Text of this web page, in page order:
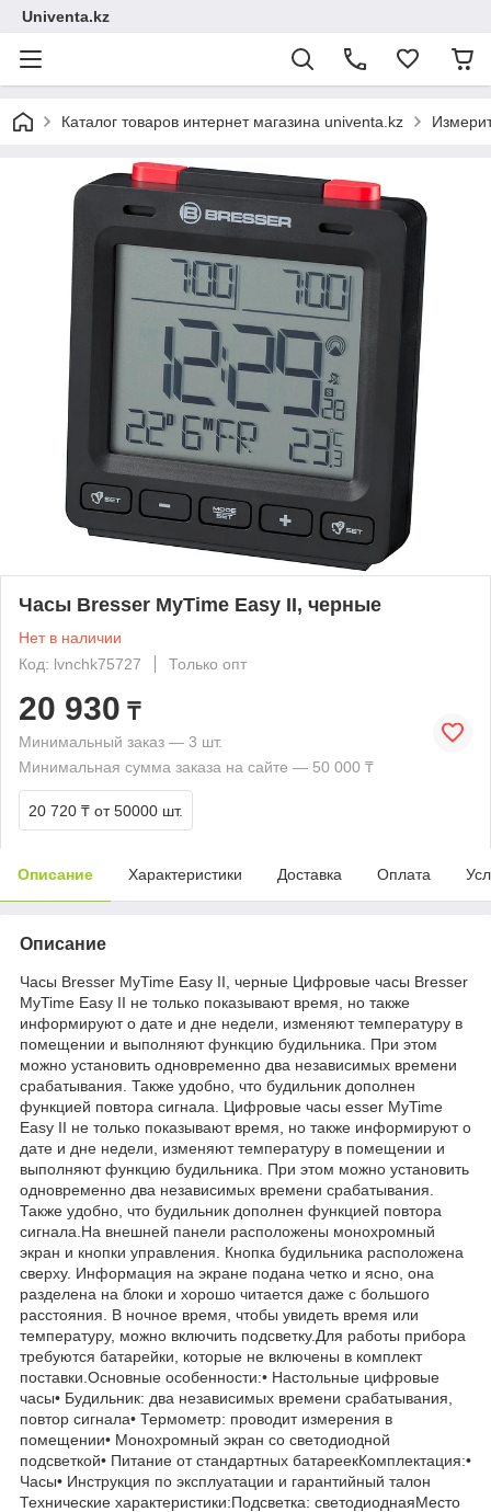
Univenta.kz
Каталог товаров интернет магазина univenta.kz
Часы Bresser MyTime Easy II, черные
Нет в наличии
Код: lvnchk75727
Только опт
20 930 ₸
Минимальный заказ — 3 шт.
Минимальная сумма заказа на сайте — 50 000 ₸
20 720 ₸ от 50000 шт.
Описание Характеристики Доставка Оплата
Описание
Часы Bresser MyTime Easy II, черные Цифровые часы Bresser
MyTime Easy II не только показывают время, но также
информируют о дате и дне недели, изменяют температуру в
помещении и выполняют функцию будильника. При этом
можно установить одновременно два независимых времени
срабатывания. Также удобно, что будильник дополнен
функцией повтора сигнала. Цифровые часы esser MyTime
Easy II не только показывают время, но также информируют о
дате и дне недели, изменяют температуру в помещении и
выполняют функцию будильника. При этом можно установить
одновременно два независимых времени срабатывания.
Также удобно, что будильник дополнен функцией повтора
сигнала.На внешней панели расположены монохромный
экран и кнопки управления. Кнопка будильника расположена
сверху. Информация на экране подана четко и ясно, она
разделена на блоки и хорошо читается даже с большого
расстояния. В ночное время, чтобы увидеть время или
температуру, можно включить подсветку.Для работы прибора
требуются батарейки, которые не включены в комплект
поставки.Основные особенности:• Настольные цифровые
часы• Будильник: два независимых времени срабатывания,
повтор сигнала• Термометр: проводит измерения в
помещении• Монохромный экран со светодиодной
подсветкой• Питание от стандартных батареекКомплектация:•
Часы• Инструкция по эксплуатации и гарантийный талон
Технические характеристики:Подсветка: светодиоднаяМесто